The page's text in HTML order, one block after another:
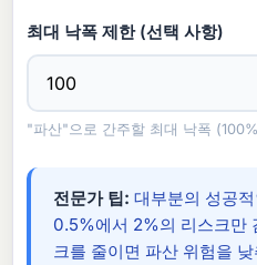
최대 낙폭 제한 (선택 사항)
"파산"으로 간주할 최대 낙폭
전문가 팁: 대부분의 성공
0.5%에서 2%의 리스크만
크를 줄이면 파산 위험을